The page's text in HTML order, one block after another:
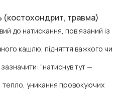
(костохондрит, травма)
до натискання, пов’язаний із
кашлю, підняття важкого чи
“натиснув тут —
тепло, уникання провокуючих